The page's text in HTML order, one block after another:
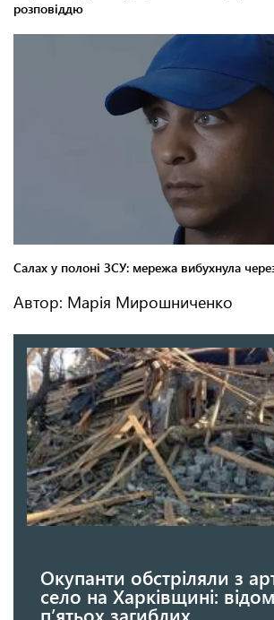
Автор: Марія Мирошниченко
Окупанти обстріляли з
село на Харківщині:
п’ятьох загиблих